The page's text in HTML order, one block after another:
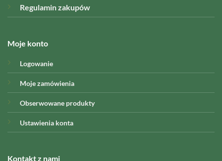
Regulamin zakupów
Moje konto
Logowanie
Moje zamówienia
Obserwowane produkty
Ustawienia konta
Kontakt z nami